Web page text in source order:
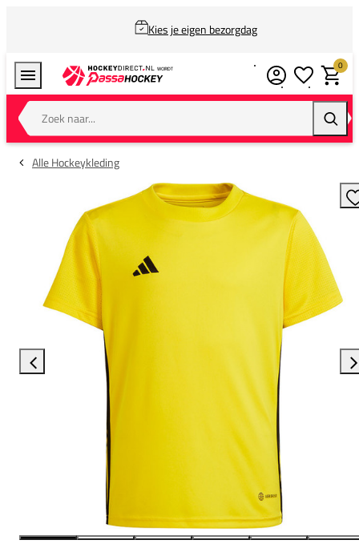
Kies je eigen bezorgdag
Zoek naar...
0
Alle Hockeykleding